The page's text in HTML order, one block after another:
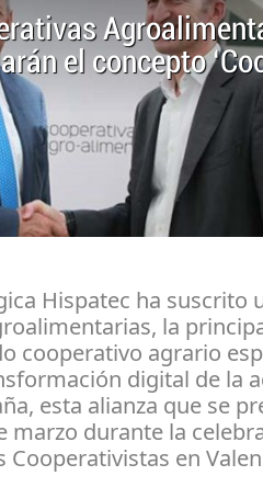
el concepto
Hispatec ha suscrito
la
cooperativo agrario
digital de la
esta alianza que se
marzo durante la
Cooperativistas en